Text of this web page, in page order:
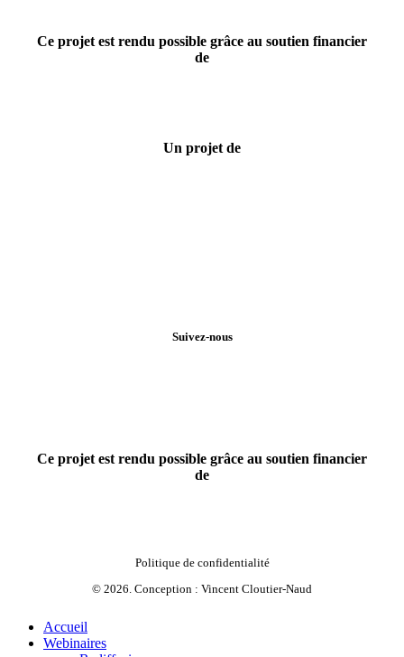
Ce projet est rendu possible grâce au soutien financier
de
Un projet de
Suivez-nous
Ce projet est rendu possible grâce au soutien financier
de
Politique de confidentialité
© 2026. Conception : Vincent Cloutier-Naud
Close
Menu
Accueil
Webinaires